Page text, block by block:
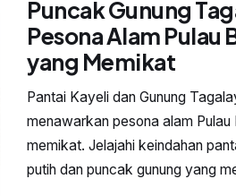
Puncak Gunung
Pesona Alam Pulau
yang Memikat
Pantai Kayeli dan Gunung
menawarkan pesona alam Pulau
memikat. Jelajahi keindahan
putih dan puncak gunung yang